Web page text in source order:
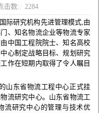
击数: 2284
际研究机构先进管理模式,由
、知名物流企业等物流专家
中国工程院院士、知名高校
心制定战略目标、规划研究
作在短期内取得了令人瞩目
山东省物流工程中心正式挂
流研究中心。山东省物流工
流研究中心的管理与技术优